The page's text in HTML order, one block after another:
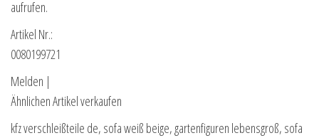
aufrufen.
Artikel Nr.:
0080199721
Melden |
Ähnlichen Artikel verkaufen
kfz verschleißteile de, sofa weiß beige, gartenfiguren lebensgroß, sofa